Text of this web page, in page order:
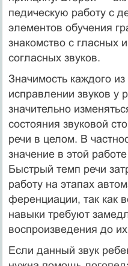
педическую работу с
элементов обучения
знакомство с гласных
согласных звуков.
Значимость каждого
исправ­лении звуков у
значительно
состояния звуковой
речи в целом. В
значение в этой
Быстрый темп речи
работу на этапах
ференциации, так как
навыки тре­буют
воспроизведения до
Если данный звук